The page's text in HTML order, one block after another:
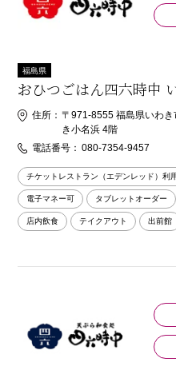
福島県
おひつごはん四六時中
住所： 〒971-8555 福島県いわ
き小名浜 4階
電話番号： 080-7354-9457
チケットレストラン（エデンレッド）利
電子マネー可 タブレットオーダー
店内飲食 テイクアウト 出前館